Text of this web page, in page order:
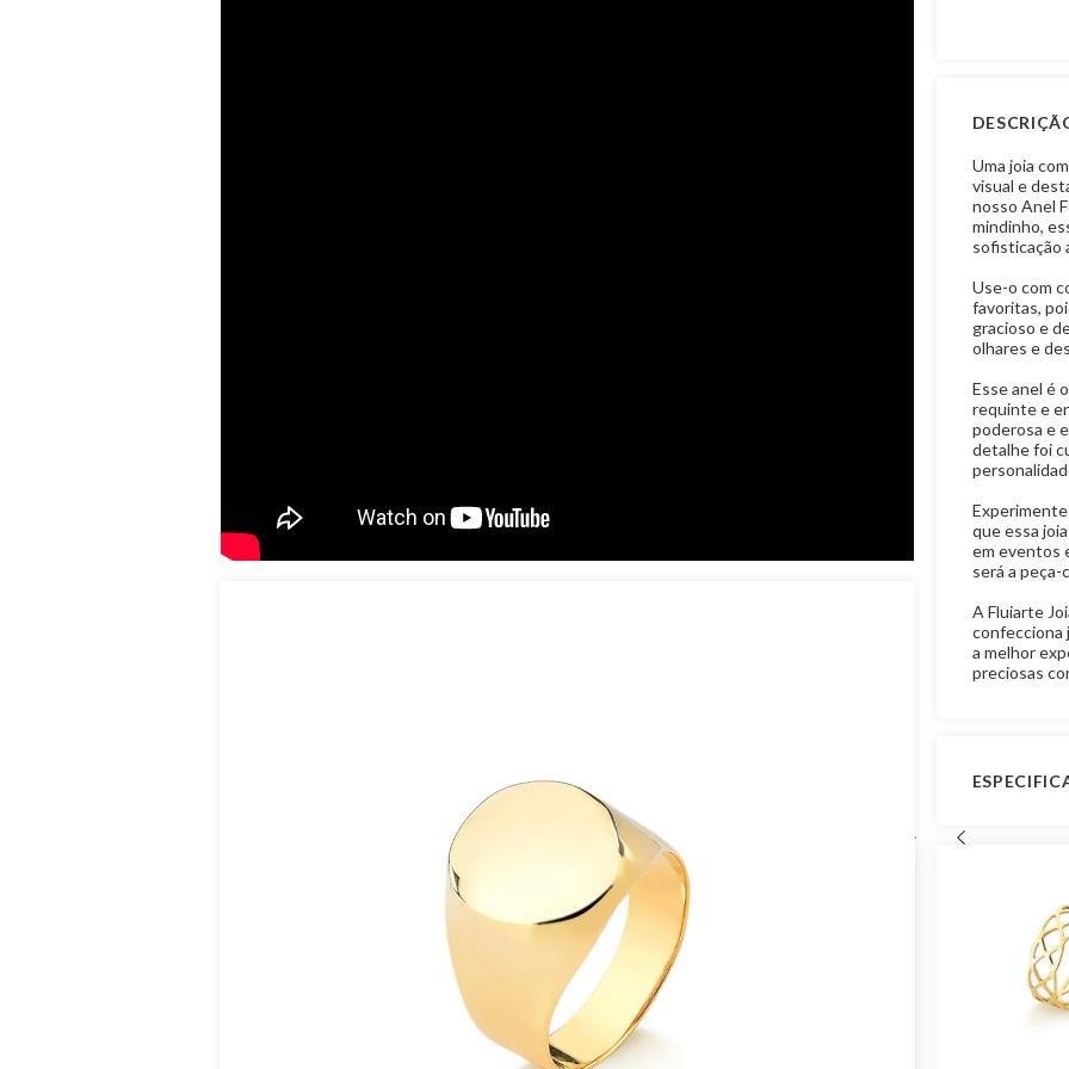
Uma joia
visual e
nosso Anel
mindinho,
sofisticação
Use-o com
favoritas,
gracioso e
olhares e
Esse anel é
requinte e
poderosa e
detalhe foi
que essa
em eventos
será a peça-
A Fluiarte
confecciona
a melhor
preciosas
Garantia
Material